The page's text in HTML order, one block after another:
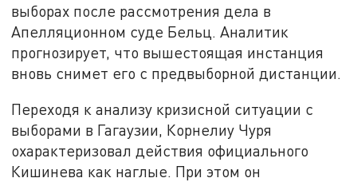
выборах после рассмотрения дела в
Апелляционном суде Бельц. Аналитик
прогнозирует, что вышестоящая инстанция
вновь снимет его с предвыборной дистанции.
Переходя к анализу кризисной ситуации с
выборами в Гагаузии, Корнелиу Чуря
охарактеризовал действия официального
Кишинева как наглые. При этом он